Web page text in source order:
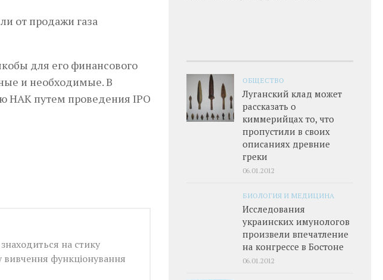
от продажи газа
для его финансового
и необходимые. В
НАК путем проведения IPO
на стику
функціонування
ОБЩЕСТВО
Луганский клад может
рассказать о
киммерийцах то, что
пропустили в своих
описаниях древние
греки
06.01.2012
БИОЛОГИЯ И МЕДИЦИНА
Исследования
украинских имунологов
произвели впечатление
на конгрессе в Бостоне
06.01.2012